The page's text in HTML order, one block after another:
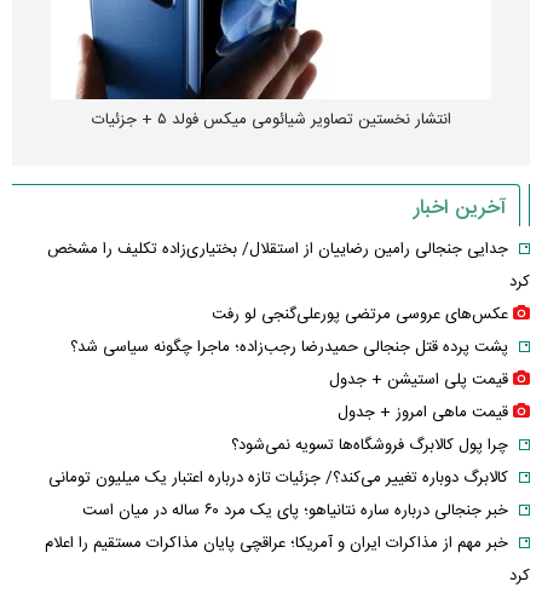
انتشار نخستین تصاویر شیائومی میکس فولد ۵ + جزئیات
آخرین اخبار
جدایی جنجالی رامین رضاییان از استقلال/ بختیاری‌زاده تکلیف را مشخص
کرد
عکس‌های عروسی مرتضی پورعلی‌گنجی لو رفت
پشت پرده قتل جنجالی حمیدرضا رجب‌زاده؛ ماجرا چگونه سیاسی شد؟
قیمت پلی استیشن + جدول
قیمت ماهی امروز + جدول
چرا پول کالابرگ فروشگاه‌ها تسویه نمی‌شود؟
کالابرگ دوباره تغییر می‌کند؟/ جزئیات تازه درباره اعتبار یک میلیون تومانی
خبر جنجالی درباره ساره نتانیاهو؛ پای یک مرد ۶۰ ساله در میان است
خبر مهم از مذاکرات ایران و آمریکا؛ عراقچی پایان مذاکرات مستقیم را اعلام
کرد